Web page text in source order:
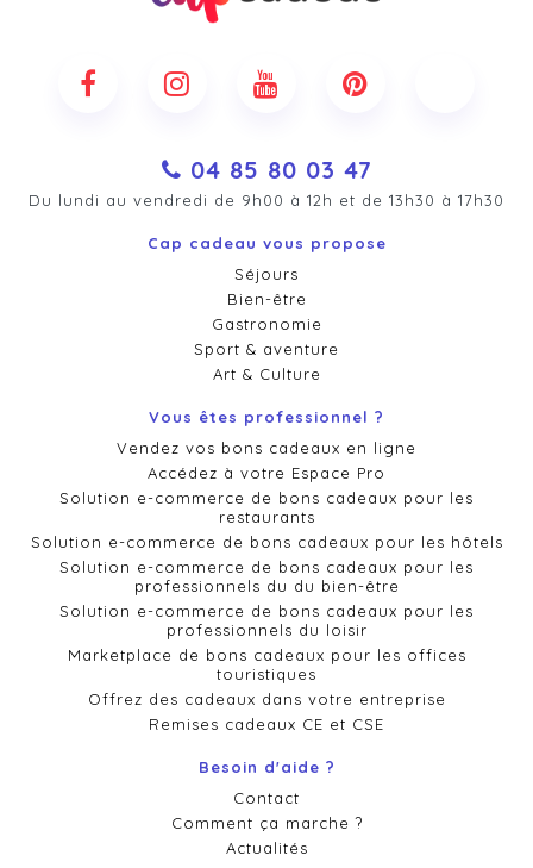
04 85 80 03 47
Du lundi au vendredi de 9h00 à 12h et de 13h30 à 17h30
Cap cadeau vous propose
Séjours
Bien-être
Gastronomie
Sport & aventure
Art & Culture
Vous êtes professionnel ?
Vendez vos bons cadeaux en ligne
Accédez à votre Espace Pro
Solution e-commerce de bons cadeaux pour les
restaurants
Solution e-commerce de bons cadeaux pour les hôtels
Solution e-commerce de bons cadeaux pour les
professionnels du du bien-être
Solution e-commerce de bons cadeaux pour les
professionnels du loisir
Marketplace de bons cadeaux pour les offices
touristiques
Offrez des cadeaux dans votre entreprise
Remises cadeaux CE et CSE
Besoin d'aide ?
Contact
Comment ça marche ?
Actualités